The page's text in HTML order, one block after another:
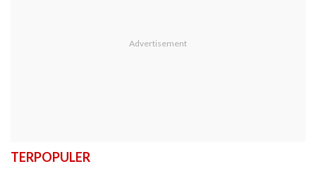
TERPOPULER